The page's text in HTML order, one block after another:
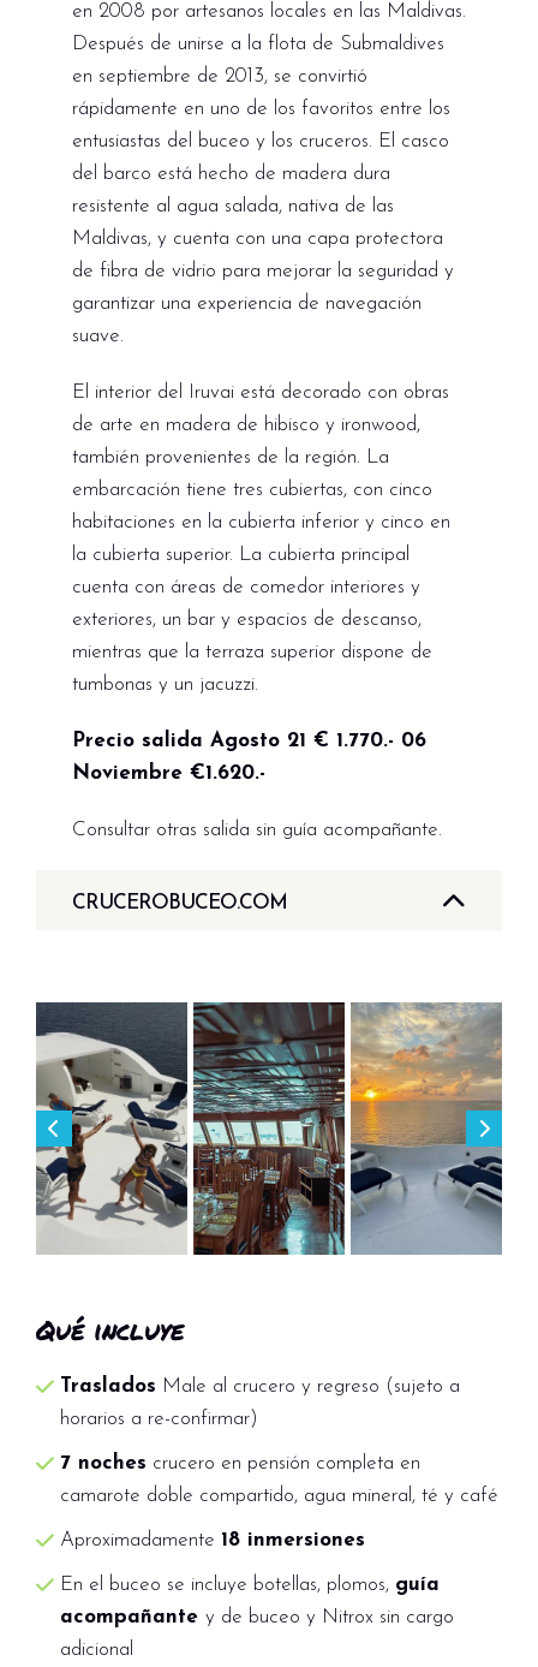
en 2008 por artesanos locales en las Maldivas.
Después de unirse a la flota de Submaldives
en septiembre de 2013, se convirtió
rápidamente en uno de los favoritos entre los
entusiastas del buceo y los cruceros. El casco
del barco está hecho de madera dura
resistente al agua salada, nativa de las
Maldivas, y cuenta con una capa protectora
de fibra de vidrio para mejorar la seguridad y
garantizar una experiencia de navegación
suave.
El interior del Iruvai está decorado con obras
de arte en madera de hibisco y ironwood,
también provenientes de la región. La
embarcación tiene tres cubiertas, con cinco
habitaciones en la cubierta inferior y cinco en
la cubierta superior. La cubierta principal
cuenta con áreas de comedor interiores y
exteriores, un bar y espacios de descanso,
mientras que la terraza superior dispone de
tumbonas y un jacuzzi.
Precio salida Agosto 21 € 1.770.- 06
Noviembre €1.620.-
Consultar otras salida sin guía acompañante.
CRUCEROBUCEO.COM
Fechas, disponibilidad y
comparador en
Ver Maldivas en
CruceroBuceo.com →
Qué incluye
Traslados Male al crucero y regreso (sujeto a
horarios a re-confirmar)
7 noches crucero en pensión completa en
camarote doble compartido, agua mineral, té y café
Aproximadamente 18 inmersiones
En el buceo se incluye botellas, plomos, guía
acompañante y de buceo y Nitrox sin cargo
adicional